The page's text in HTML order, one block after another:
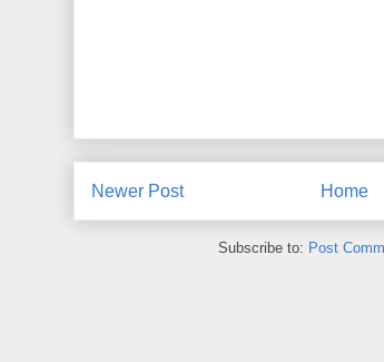
Newer Post Home
Subscribe to: Post